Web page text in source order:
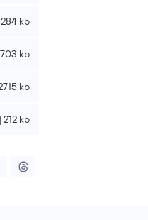
kb
kb
kb
212 kb